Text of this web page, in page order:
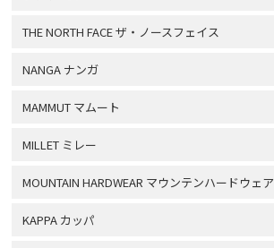
THE NORTH FACE ザ・ノースフェイス
NANGA ナンガ
MAMMUT マムート
MILLET ミレー
MOUNTAIN HARDWEAR マウンテンハードウェア
KAPPA カッパ